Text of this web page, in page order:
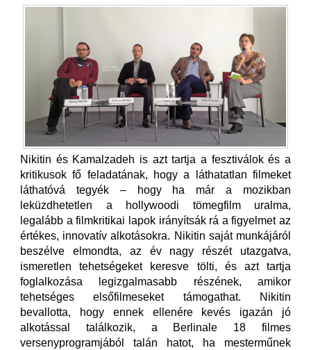
Nikitin és Kamalzadeh is azt tartja a fesztiválok és a
kritikusok fő feladatának, hogy a láthatatlan filmeket
láthatóvá tegyék – hogy ha már a mozikban
leküzdhetetlen a hollywoodi tömegfilm uralma,
legalább a filmkritikai lapok irányítsák rá a figyelmet az
értékes, innovatív alkotásokra. Nikitin saját munkájáról
beszélve elmondta, az év nagy részét utazgatva,
ismeretlen tehetségeket keresve tölti, és azt tartja
foglalkozása legizgalmasabb részének, amikor
tehetséges elsőfilmeseket támogathat. Nikitin
bevallotta, hogy ennek ellenére kevés igazán jó
alkotással találkozik, a Berlinale 18 filmes
versenyprogramjából talán hatot, ha mesterműnek